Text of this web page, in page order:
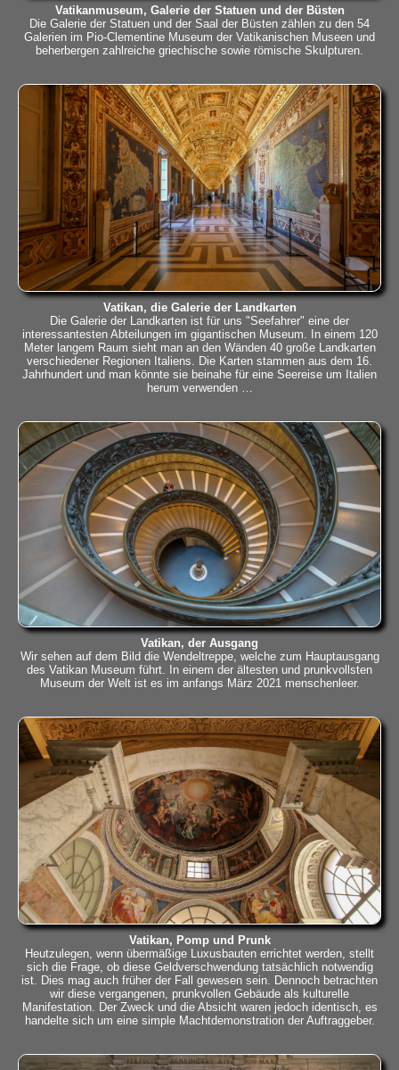
Vatikanmuseum, Galerie der Statuen und der Büsten
Die Galerie der Statuen und der Saal der Büsten zählen zu den 54
Galerien im Pio-Clementine Museum der Vatikanischen Museen und
beherbergen zahlreiche griechische sowie römische Skulpturen.
Vatikan, die Galerie der Landkarten
Die Galerie der Landkarten ist für uns "Seefahrer" eine der
interessantesten Abteilungen im gigantischen Museum. In einem 120
Meter langem Raum sieht man an den Wänden 40 große Landkarten
verschiedener Regionen Italiens. Die Karten stammen aus dem 16.
Jahrhundert und man könnte sie beinahe für eine Seereise um Italien
herum verwenden …
Vatikan, der Ausgang
Wir sehen auf dem Bild die Wendeltreppe, welche zum Hauptausgang
des Vatikan Museum führt. In einem der ältesten und prunkvollsten
Museum der Welt ist es im anfangs März 2021 menschenleer.
Vatikan, Pomp und Prunk
Heutzulegen, wenn übermäßige Luxusbauten errichtet werden, stellt
sich die Frage, ob diese Geldverschwendung tatsächlich notwendig
ist. Dies mag auch früher der Fall gewesen sein. Dennoch betrachten
wir diese vergangenen, prunkvollen Gebäude als kulturelle
Manifestation. Der Zweck und die Absicht waren jedoch identisch, es
handelte sich um eine simple Machtdemonstration der Auftraggeber.